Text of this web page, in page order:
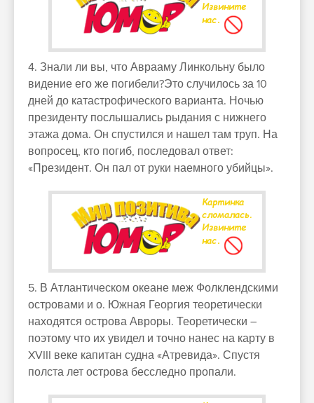
4. Знали ли вы, что Аврааму Линкольну было
видение его же погибели?Это случилось за 10
дней до катастрофического варианта. Ночью
президенту послышались рыдания с нижнего
этажа дома. Он спустился и нашел там труп. На
вопросец, кто погиб, последовал ответ:
«Президент. Он пал от руки наемного убийцы».
5. В Атлантическом океане меж Фолклендскими
островами и о. Южная Георгия теоретически
находятся острова Авроры. Теоретически –
поэтому что их увидел и точно нанес на карту в
XVIII веке капитан судна «Атревида». Спустя
полста лет острова бесследно пропали.